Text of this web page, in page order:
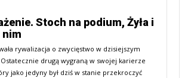
Stoch na podium, Żyła i
nim
rywalizacja o zwycięstwo w dzisiejszym
drugą wygraną w swojej karierze
jako jedyny był dziś w stanie przekroczyć